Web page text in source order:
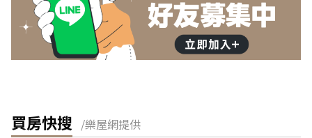
買房快搜 /樂屋網提供